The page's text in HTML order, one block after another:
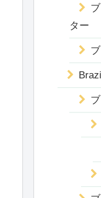
ター